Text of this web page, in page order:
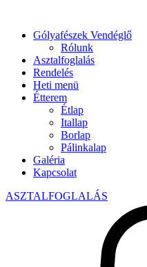
Gólyafészek Vendéglő
Rólunk
Asztalfoglalás
Rendelés
Heti menü
Étterem
Étlap
Itallap
Borlap
Pálinkalap
Galéria
Kapcsolat
ASZTALFOGLALÁS